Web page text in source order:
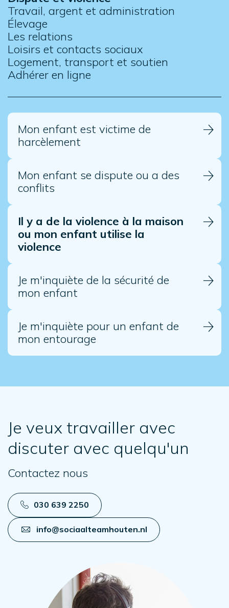
Travail, argent et administration
Élevage
Les relations
Loisirs et contacts sociaux
Logement, transport et soutien
Adhérer en ligne
Mon enfant est victime de
harcèlement
Mon enfant se dispute ou a des
conflits
Il y a de la violence à la maison
ou mon enfant utilise la
violence
Je m'inquiète de la sécurité de
mon enfant
Je m'inquiète pour un enfant de
mon entourage
Je veux travailler avec
discuter avec quelqu'un
Contactez nous
030 639 2250
info@sociaalteamhouten.nl